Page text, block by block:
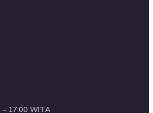
– 17:00 WITA